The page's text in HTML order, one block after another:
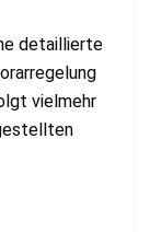
detaillierte
vielmehr